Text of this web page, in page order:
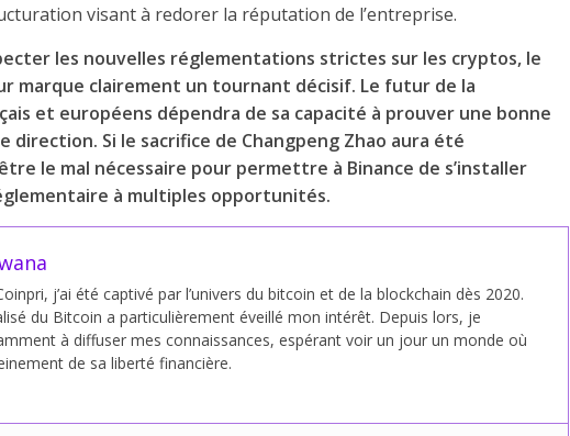
visant à redorer la réputation de l’entreprise.
les nouvelles réglementations strictes sur les cryptos, le
marque clairement un tournant décisif. Le futur de la
et européens dépendra de sa capacité à prouver une bonne
direction. Si le sacrifice de Changpeng Zhao aura été
le mal nécessaire pour permettre à Binance de s’installer
à multiples opportunités.
j’ai été captivé par l’univers du bitcoin et de la blockchain dès 2020.
du Bitcoin a particulièrement éveillé mon intérêt. Depuis lors, je
à diffuser mes connaissances, espérant voir un jour un monde où
de sa liberté financière.